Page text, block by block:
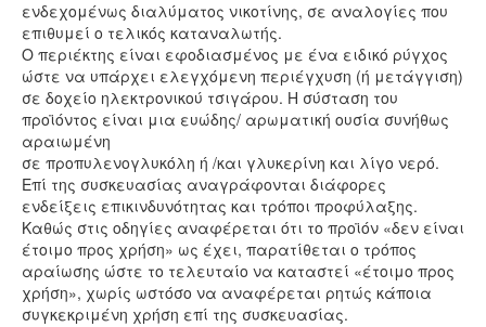
ενδεχομένως διαλύματος νικοτίνης, σε αναλογίες που
επιθυμεί ο τελικός καταναλωτής.
Ο περιέκτης είναι εφοδιασμένος με ένα ειδικό ρύγχος
ώστε να υπάρχει ελεγχόμενη περιέγχυση (ή μετάγγιση)
σε δοχείο ηλεκτρονικού τσιγάρου. Η σύσταση του
προϊόντος είναι μια ευώδης/ αρωματική ουσία συνήθως
αραιωμένη
σε προπυλενογλυκόλη ή /και γλυκερίνη και λίγο νερό.
Επί της συσκευασίας αναγράφονται διάφορες
ενδείξεις επικινδυνότητας και τρόποι προφύλαξης.
Καθώς στις οδηγίες αναφέρεται ότι το προϊόν «δεν είναι
έτοιμο προς χρήση» ως έχει, παρατίθεται ο τρόπος
αραίωσης ώστε το τελευταίο να καταστεί «έτοιμο προς
χρήση», χωρίς ωστόσο να αναφέρεται ρητώς κάποια
συγκεκριμένη χρήση επί της συσκευασίας.